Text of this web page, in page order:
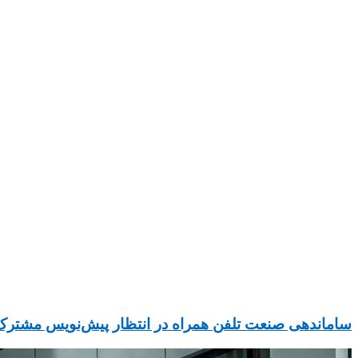
ساماندهی صنعت تلفن همراه در انتظار پیش‌نویس مشترک ۳ دستگاه